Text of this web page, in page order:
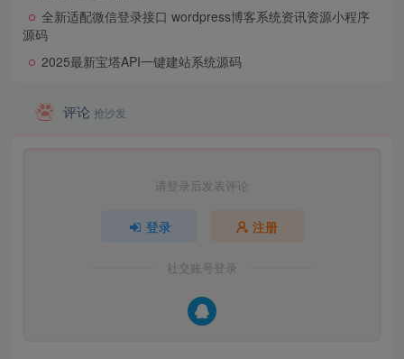
全新适配微信登录接口 wordpress博客系统资讯资源小程序
源码
2025最新宝塔API一键建站系统源码
评论 抢沙发
请登录后发表评论
登录 注册
社交账号登录